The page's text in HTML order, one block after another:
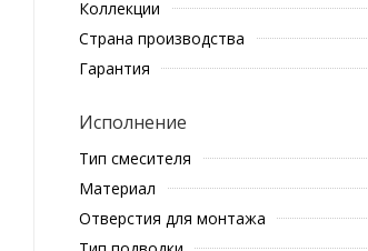
Коллекции
Страна производства
Гарантия
Исполнение
Тип смесителя
Материал
Отверстия для монтажа